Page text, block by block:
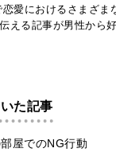
愛におけるさまざま
える記事が男性から
た記事
屋でのNG行動